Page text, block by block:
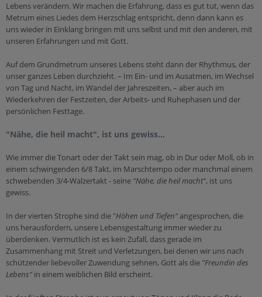
Glaube
Gott
Christentum für Einsteiger
Heiliger Geist
Jesus
Maria
Gemeinschaft
Bibel
Lebens verändern. Wir machen die Erfahrung, dass es gut tut, wenn das
Metrum eines Liedes dem Herzschlag entspricht, denn dann kann es
uns wieder in Einklang bringen mit uns selbst und mit den anderen, mit
unseren Erfahrungen und mit Gott.
Auf dem Grundmetrum unseres Lebens steht dann der Rhythmus, der
unser ganzes Leben durchzieht. – Im Ein- und im Ausatmen, im Wechsel
von Tag und Nacht, im Wandel der Jahreszeiten, – aber auch im
Wiederkehren der Festzeiten, der Arbeits- und Ruhephasen und der
persönlichen Festtage.
"Nähe, die heil macht", ist uns gewiss...
Wie immer die Tonart oder der Takt sein mag, ob in Dur oder Moll, ob in
einem schwingenden 6/8 Takt, im Marschtempo oder manchmal einem
schwebenden 3/4-Walzertakt - seine "Nähe, die heil macht", ist uns
gewiss.
In der vierten Strophe sind die "Höhen und Tiefen"angesprochen, die
uns herausfordern, unsere Lebensgestaltung immer wieder zu
überdenken. Vermutlich ist es kein Zufall, dass gerade im
Zusammenhang mit Streit und Verletzungen, bei denen wir uns nach
schützender liebevoller Zuwendung sehnen, Gott als die "Freundin des
Lebens" in einem weiblichen Bild erscheint.